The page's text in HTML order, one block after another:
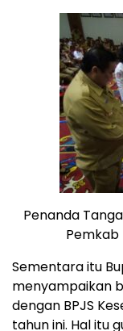
Penanda
Pemkab
Sementara itu
menyampaikan
dengan BPJS
tahun ini. Hal itu